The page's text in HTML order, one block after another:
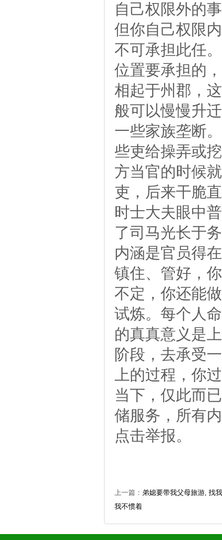
自己权限外的
但你自己权限
不可承担此任
位置要承担的
相起于州郡，
般可以慢慢升
一些家族垄断
些吏给操弄或
方当官的时候
吏，后来干脆
时士大夫眼中
了司马光长于
内涵是官员得
镇住、管好，
不定，你还能
试炼。每个人
的真真意义是
阶段，去承受
上的过程，你
当下，仅此而
储服务，所有
点击举报。
上一篇： 弟媳要带我父母旅游,找
我不惯着